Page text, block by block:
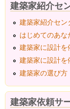
建築家紹介セ
建築家紹介セン
はじめてのあな
建築家に設計を
建築家に設計を
建築家の選び方
建築家依頼サ